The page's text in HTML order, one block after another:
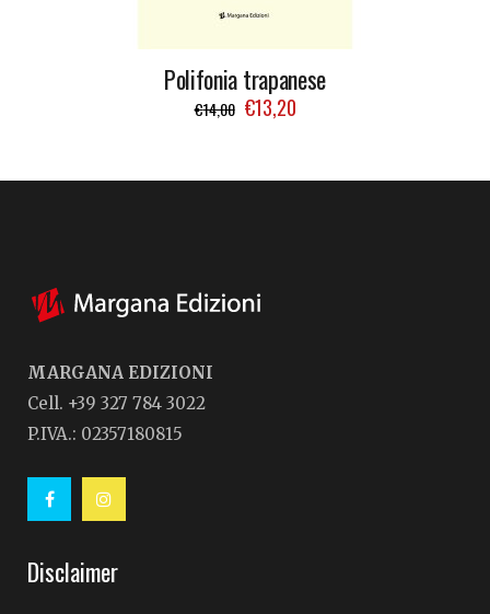
Polifonia trapanese
€14,00 €13,20
MARGANA EDIZIONI
Cell. +39 327 784 3022
P.IVA.: 02357180815
Disclaimer